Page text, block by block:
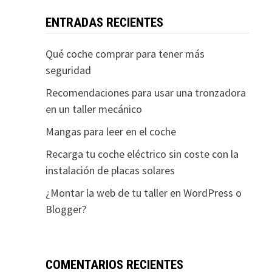
ENTRADAS RECIENTES
Qué coche comprar para tener más
seguridad
Recomendaciones para usar una tronzadora
en un taller mecánico
Mangas para leer en el coche
Recarga tu coche eléctrico sin coste con la
instalación de placas solares
¿Montar la web de tu taller en WordPress o
Blogger?
COMENTARIOS RECIENTES